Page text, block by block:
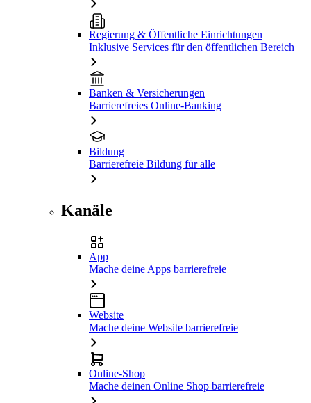
Regierung & Öffentliche Einrichtungen
Inklusive Services für den öffentlichen Bereich
Banken & Versicherungen
Barrierefreies Online-Banking
Bildung
Barrierefreie Bildung für alle
Kanäle
App
Mache deine Apps barrierefreie
Website
Mache deine Website barrierefreie
Online-Shop
Mache deinen Online Shop barrierefreie